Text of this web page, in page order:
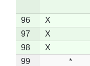
96 X
97
X
98
X
99
*